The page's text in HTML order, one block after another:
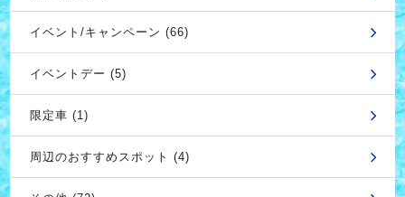
イベント/キャンペーン (66)
イベントデー (5)
限定車 (1)
周辺のおすすめスポット (4)